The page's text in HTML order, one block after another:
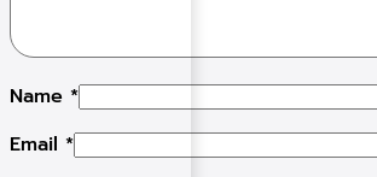
Name *
Email *